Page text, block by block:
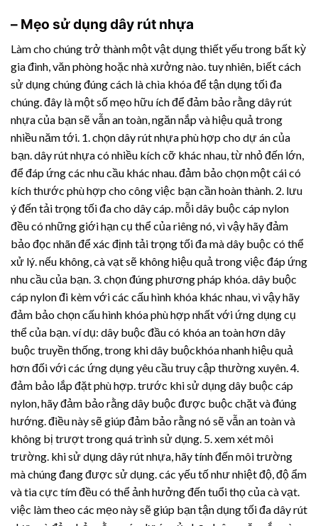
– Mẹo sử dụng dây rút nhựa
Làm cho chúng trở thành một vật dụng thiết yếu trong bất kỳ
gia đình, văn phòng hoặc nhà xưởng nào. tuy nhiên, biết cách
sử dụng chúng đúng cách là chìa khóa để tận dụng tối đa
chúng. đây là một số mẹo hữu ích để đảm bảo rằngdây rút
nhựacủa bạn sẽ vẫn an toàn, ngăn nắp và hiệu quả trong
nhiều năm tới. 1. chọndây rút nhựaphù hợp cho dự án của
bạn. dây rút nhựacó nhiều kích cỡ khác nhau, từ nhỏ đến lớn,
để đáp ứng các nhu cầu khác nhau. đảm bảo chọn một cái có
kích thước phù hợp cho công việc bạn cần hoàn thành. 2. lưu
ý đến tải trọng tối đa cho dây cáp. mỗi dây buộc cáp nylon
đều có những giới hạn cụ thể của riêng nó, vì vậy hãy đảm
bảo đọc nhãn để xác định tải trọng tối đa mà dây buộc có thể
xử lý. nếu không, cà vạt sẽ không hiệu quả trong việc đáp ứng
nhu cầu của bạn. 3. chọn đúng phương pháp khóa. dây buộc
cáp nylon đi kèm với các cấu hình khóa khác nhau, vì vậy hãy
đảm bảo chọn cấu hình khóa phù hợp nhất với ứng dụng cụ
thể của bạn. ví dụ: dây buộc đầu có khóa an toàn hơn dây
buộc truyền thống, trong khi dây buộckhóa nhanh hiệu quả
hơn đối với các ứng dụng yêu cầu truy cập thường xuyên. 4.
đảm bảo lắp đặt phù hợp. trước khi sử dụng dây buộc cáp
nylon, hãy đảm bảo rằng dây buộc được buộc chặt và đúng
hướng. điều này sẽ giúp đảm bảo rằng nó sẽ vẫn an toàn và
không bị trượt trong quá trình sử dụng. 5. xem xét môi
trường. khi sử dụngdây rút nhựa , hãy tính đến môi trường
mà chúng đang được sử dụng. các yếu tố như nhiệt độ, độ ẩm
và tia cực tím đều có thể ảnh hưởng đến tuổi thọ của cà vạt.
việc làm theo các mẹo này sẽ giúp bạn tận dụng tối đadây rút